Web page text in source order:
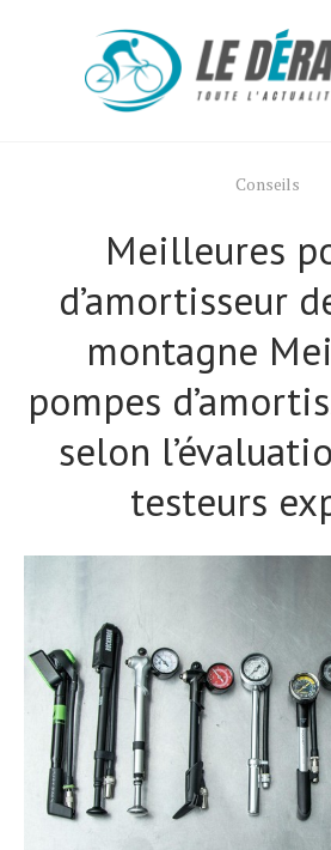
Conseils
Meilleures
d’amortisseur
montagne
pompes
selon
testeurs